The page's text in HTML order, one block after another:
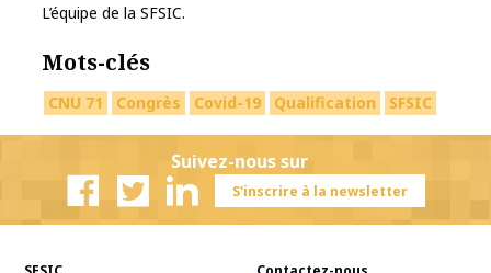
L’équipe de la SFSIC.
Mots-clés
CNU 71 Congrès Covid-19 Qualification SFSIC
Suivez-nous sur
S'inscrire à la newsletter